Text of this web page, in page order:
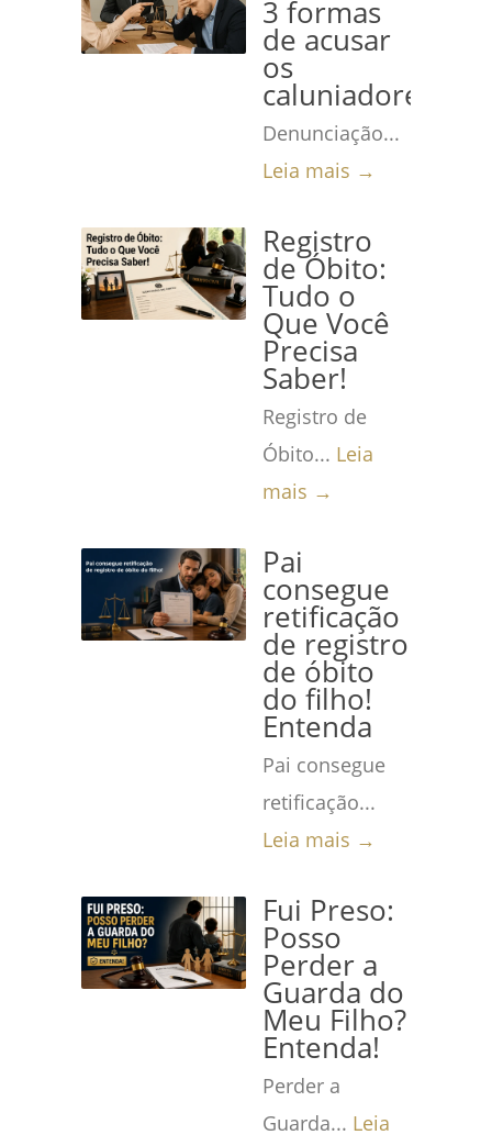
3 formas
de acusar
os
caluniadores
Denunciação...
Leia mais →
Registro
de Óbito:
Tudo o
Que Você
Precisa
Saber!
Registro de
Óbito... Leia
mais →
Pai
consegue
retificação
de registro
de óbito
do filho!
Entenda
Pai consegue
retificação...
Leia mais →
Fui Preso:
Posso
Perder a
Guarda do
Meu Filho?
Entenda!
Perder a
Guarda... Leia